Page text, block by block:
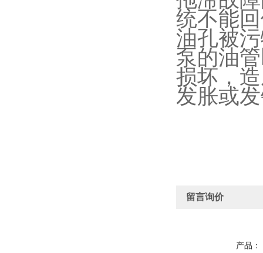
统不能
油孔被
泵的油
损坏，
发胀或
留言询价
产品：